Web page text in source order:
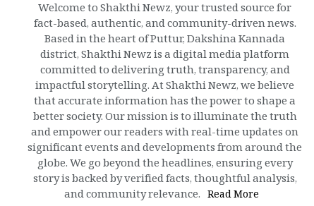
Welcome to Shakthi Newz, your trusted source for
fact-based, authentic, and community-driven news.
Based in the heart of Puttur, Dakshina Kannada
district, Shakthi Newz is a digital media platform
committed to delivering truth, transparency, and
impactful storytelling. At Shakthi Newz, we believe
that accurate information has the power to shape a
better society. Our mission is to illuminate the truth
and empower our readers with real-time updates on
significant events and developments from around the
globe. We go beyond the headlines, ensuring every
story is backed by verified facts, thoughtful analysis,
and community relevance. Read More